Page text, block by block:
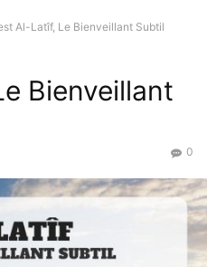
Al-Latîf, Le Bienveillant Subtil
Bienveillant
0